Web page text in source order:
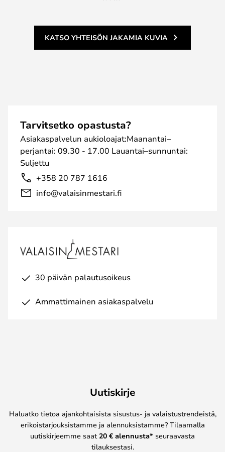
KATSO YHTEISÖN JAKAMIA KUVIA
Tarvitsetko opastusta?
Asiakaspalvelun aukioloajat:Maanantai–
perjantai: 09.30 - 17.00 Lauantai–sunnuntai:
Suljettu
+358 20 787 1616
info@valaisinmestari.fi
30 päivän palautusoikeus
Ammattimainen asiakaspalvelu
Uutiskirje
Haluatko tietoa ajankohtaisista sisustus- ja valaistustrendeistä,
erikoistarjouksistamme ja alennuksistamme? Tilaamalla
uutiskirjeemme saat 20 € alennusta* seuraavasta
tilauksestasi.